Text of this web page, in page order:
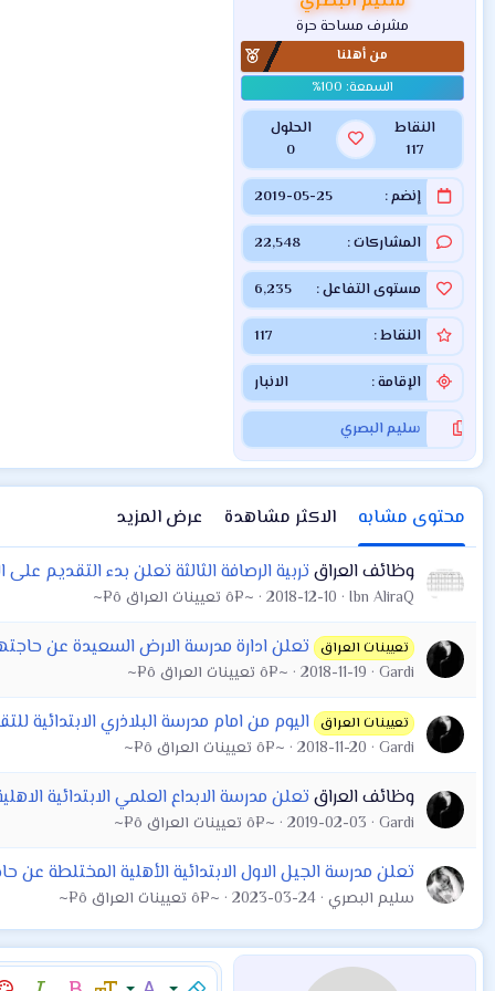
مشرف مساحة حرة
من أهلنا
النقاط
117
الحلول
0
إنضم 2019-05-25
المشاركات 22,548
مستوى التفاعل 6,235
النقاط 117
الإقامة الانبار
سليم البصري
محتوى مشابه الاكثر مشاهدة
عرض المزيد
وظائف العراق تربية الرصافة الثالثة تعلن بدء التقديم على
Ibn AliraQ
2018-12-10 ~¤ô تعيينات العراق ô¤~
تعيينات العراق تعلن ادارة مدرسة الارض السعيدة عن
Gardi
2018-11-19 ~¤ô تعيينات العراق ô¤~
تعيينات العراق اليوم من امام مدرسة البلاذري الابتدائية
Gardi
2018-11-20 ~¤ô تعيينات العراق ô¤~
وظائف العراق تعلن مدرسة الابداع العلمي الابتدائية
Gardi
2019-02-03 ~¤ô تعيينات العراق ô¤~
تعلن مدرسة الجيل الاول الابتدائية الأهلية المختلطة عن
سليم البصري 2023-03-24 ~¤ô تعيينات العراق ô¤~